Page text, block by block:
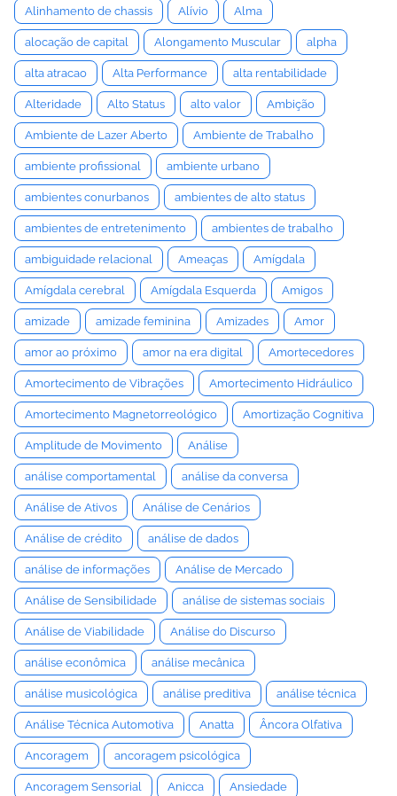
Alinhamento de chassis Alívio Alma
alocação de capital Alongamento Muscular alpha
alta atracao Alta Performance alta rentabilidade
Alteridade Alto Status alto valor Ambição
Ambiente de Lazer Aberto Ambiente de Trabalho
ambiente profissional ambiente urbano
ambientes conurbanos ambientes de alto status
ambientes de entretenimento ambientes de trabalho
ambiguidade relacional Ameaças Amígdala
Amígdala cerebral Amígdala Esquerda Amigos
amizade amizade feminina Amizades Amor
amor ao próximo amor na era digital Amortecedores
Amortecimento de Vibrações Amortecimento Hidráulico
Amortecimento Magnetorreológico Amortização Cognitiva
Amplitude de Movimento Análise
análise comportamental análise da conversa
Análise de Ativos Análise de Cenários
Análise de crédito análise de dados
análise de informações Análise de Mercado
Análise de Sensibilidade análise de sistemas sociais
Análise de Viabilidade Análise do Discurso
análise econômica análise mecânica
análise musicológica análise preditiva análise técnica
Análise Técnica Automotiva Anatta Âncora Olfativa
Ancoragem ancoragem psicológica
Ancoragem Sensorial Anicca Ansiedade